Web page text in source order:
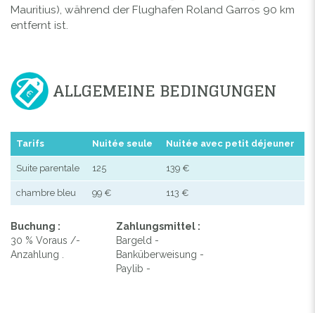
Mauritius), während der Flughafen Roland Garros 90 km
entfernt ist.
ALLGEMEINE BEDINGUNGEN
Tarifs Nuitée seule Nuitée avec petit déjeuner
Suite parentale 125 139 €
chambre bleu 99 € 113 €
Buchung :
30 % Voraus /-
Anzahlung .
Zahlungsmittel :
Bargeld -
Banküberweisung -
Paylib -